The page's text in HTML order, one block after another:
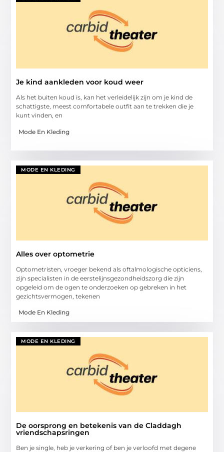
Je kind aankleden voor koud weer
Als het buiten koud is, kan het verleidelijk zijn om je kind de
schattigste, meest comfortabele outfit aan te trekken die je
kunt vinden, en
Mode En Kleding
MODE EN KLEDING
Alles over optometrie
Optometristen, vroeger bekend als oftalmologische opticiens,
zijn specialisten in de eerstelijnsgezondheidszorg die zijn
opgeleid om de ogen te onderzoeken op gebreken in het
gezichtsvermogen, tekenen
Mode En Kleding
MODE EN KLEDING
De oorsprong en betekenis van de Claddagh
vriendschapsringen
Ben je single, heb je verkering of ben je verloofd met degene